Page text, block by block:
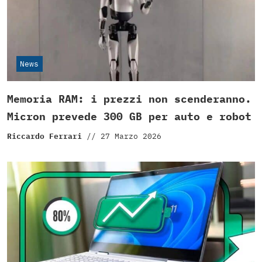
News
Memoria RAM: i prezzi non scenderanno.
Micron prevede 300 GB per auto e robot
Riccardo Ferrari // 27 Marzo 2026